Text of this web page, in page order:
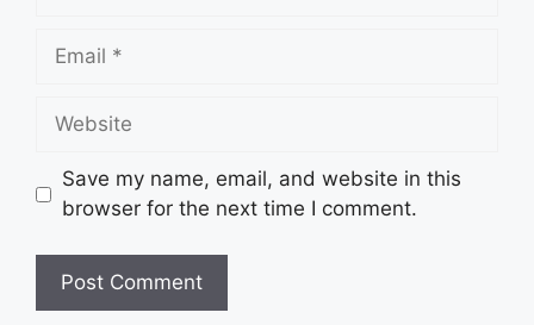
Email
Website
Save my name, email, and website in this
browser for the next time I comment.